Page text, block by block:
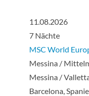
11.08.2026
7 Nächte
MSC World
Messina /
Messina /
Barcelona,